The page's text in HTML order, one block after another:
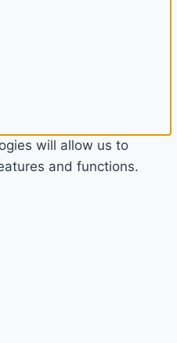
will allow us to
and functions.